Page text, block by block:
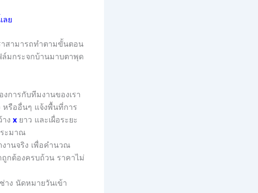
ลย
สามารถทำตามขั้นตอน
ล์มกระจกบ้านมาบตาพุด
การกับทีมงานของเรา
หรืออื่นๆ แจ้งพื้นที่การ
ง x ยาว และเผื่อระยะ
ระมาณ
านจริง เพื่อคำนวณ
กต้องครบถ้วน ราคาไม่
าง นัดหมายวันเข้า